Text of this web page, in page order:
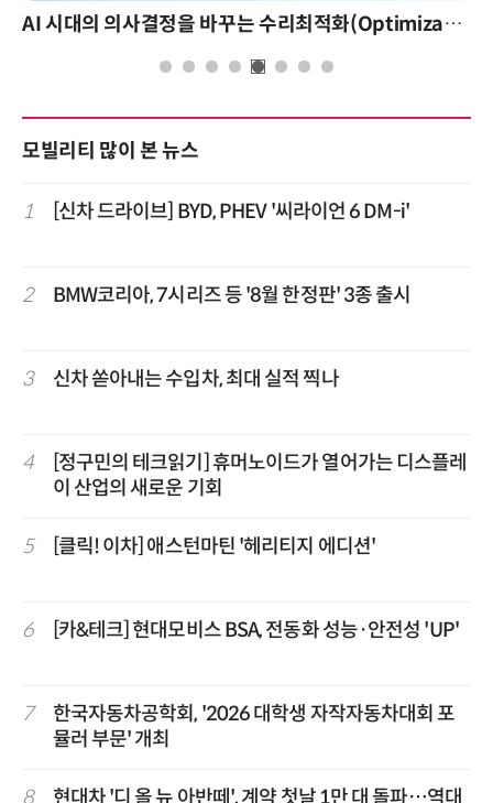
AI 시대의 의사결정을 바꾸는 수리최적화(Optimization): 실제 산업 적용 사례와 활용 전략
모빌리티 많이 본 뉴스
1 [신차 드라이브] BYD, PHEV '씨라이언 6 DM-i'
2 BMW코리아, 7시리즈 등 '8월 한정판' 3종 출시
3 신차 쏟아내는 수입차, 최대 실적 찍나
4
[정구민의 테크읽기] 휴머노이드가 열어가는 디스플레
이 산업의 새로운 기회
5 [클릭! 이차] 애스턴마틴 '헤리티지 에디션'
6 [카&테크] 현대모비스 BSA, 전동화 성능·안전성 'UP'
7
한국자동차공학회, '2026 대학생 자작자동차대회 포
뮬러 부문' 개최
8
현대차 '디 올 뉴 아반떼', 계약 첫날 1만 대 돌파…역대